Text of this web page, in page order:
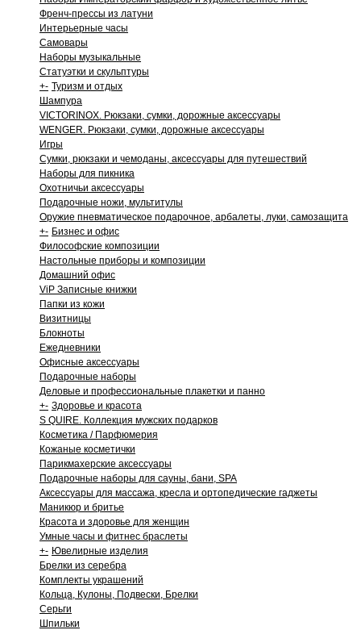
Френч-прессы из латуни
Интерьерные часы
Самовары
Наборы музыкальные
Статуэтки и скульптуры
+- Туризм и отдых
Шампура
VICTORINOX. Рюкзаки, сумки, дорожные аксессуары
WENGER. Рюкзаки, сумки, дорожные аксессуары
Игры
Сумки, рюкзаки и чемоданы, аксессуары для путешествий
Наборы для пикника
Охотничьи аксессуары
Подарочные ножи, мультитулы
Оружие пневматическое подарочное, арбалеты, луки, самозащита
+- Бизнес и офис
Философские композиции
Настольные приборы и композиции
Домашний офис
ViP Записные книжки
Папки из кожи
Визитницы
Блокноты
Ежедневники
Офисные аксессуары
Подарочные наборы
Деловые и профессиональные плакетки и панно
+- Здоровье и красота
S QUIRE. Коллекция мужских подарков
Косметика / Парфюмерия
Кожаные косметички
Парикмахерские аксессуары
Подарочные наборы для сауны, бани, SPA
Аксессуары для массажа, кресла и ортопедические гаджеты
Маникюр и бритье
Красота и здоровье для женщин
Умные часы и фитнес браслеты
+- Ювелирные изделия
Брелки из серебра
Комплекты украшений
Кольца, Кулоны, Подвески, Брелки
Серьги
Шпильки